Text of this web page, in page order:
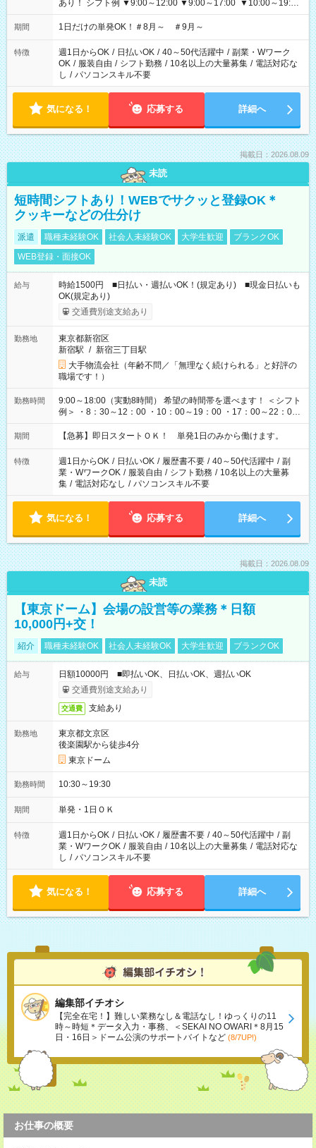
あり！ シフト例 ▼9:00～12:00 ▼9:00～17:00 ▼10:00～19:00
▼18:00～21:00
期間 1日だけの単発OK！＃8月～ ＃9月～
特徴 週1日からOK / 日払いOK / 40～50代活躍中 / 副業・Wワーク
OK / 服装自由 / シフト勤務 / 10名以上の大量募集 / 電話対応な
し / パソコンスキル不要
気になる！ 応募する 詳細へ
掲載日：2026.08.09
未読
短時間シフトあり！WEBでサクッと登録OK＊
クッキーなどの仕分け
派遣 職種未経験OK 社会人未経験OK 大学生歓迎
ブランクOK
WEB登録・面接OK
給与
時給1500円 ■日払い・週払いOK！(規定あり) ■現金日払いも
OK(規定あり)
交通費別途支給あり
勤務地
東京都新宿区
新宿駅 / 新宿三丁目駅
大手物流会社（年齢不問／「無理なく続けられる」と好評の
職場です！）
勤務時間
9:00～18:00（実動8時間） 希望の時間帯を選べます！ ＜シフト
例＞ ・8：30～12：00 ・10：00～19：00 ・17：00～22：00
・13：00～22：00 ・22：00～翌6：00 など
期間 【急募】即日スタートＯＫ！ 単発1日のみから働けます。
特徴 週1日からOK / 日払いOK / 履歴書不要 / 40～50代活躍中 / 副
業・WワークOK / 服装自由 / シフト勤務 / 10名以上の大量募
集 / 電話対応なし / パソコンスキル不要
気になる！ 応募する 詳細へ
掲載日：2026.08.09
未読
【東京ドーム】会場の設営等の業務＊日額
10,000円+交！
紹介 職種未経験OK 社会人未経験OK 大学生歓迎 ブランクOK
給与
日額10000円 ■即払いOK、日払いOK、週払いOK
交通費別途支給あり
交通費 支給あり
勤務地
東京都文京区
後楽園駅から徒歩4分
東京ドーム
勤務時間 10:30～19:30
期間 単発・1日ＯＫ
特徴 週1日からOK / 日払いOK / 履歴書不要 / 40～50代活躍中 / 副
業・WワークOK / 服装自由 / 10名以上の大量募集 / 電話対応な
し / パソコンスキル不要
気になる！ 応募する 詳細へ
編集部イチオシ
【完全在宅！】難しい業務なし＆電話なし！ゆっくりの11
時～時短＊データ入力・事務、＜SEKAI NO OWARI＊8月15
日・16日＞ドーム公演のサポートバイトなど (8/7UP!)
お仕事の概要